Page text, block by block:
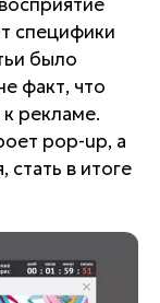
специфики
было
факт, что
рекламе.
pop-up, а
стать в итоге